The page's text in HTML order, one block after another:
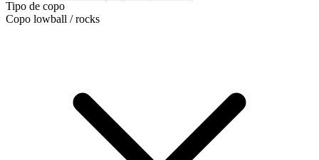
Tipo de copo
Copo lowball / rocks